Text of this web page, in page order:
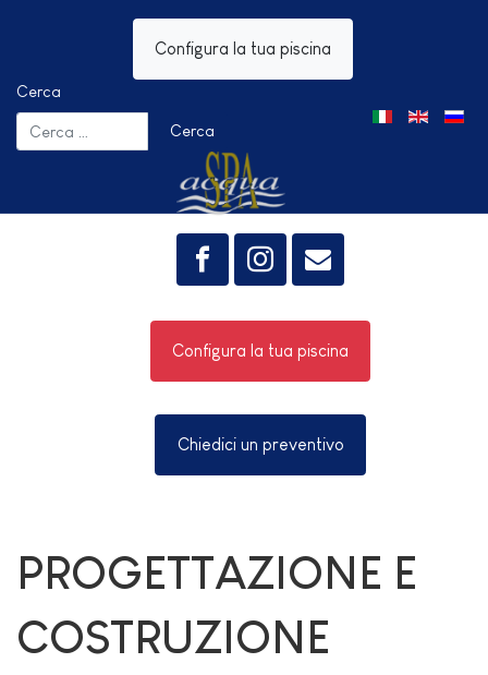
Configura la tua piscina
Cerca
Cerca
Seleziona la tua
Configura la tua piscina
Chiedici un preventivo
PROGETTAZIONE E
COSTRUZIONE